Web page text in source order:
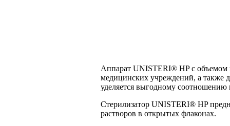
Аппарат UNISTERI® HP с объемом
медицинских учреждений, а также
уделяется выгодному соотношению
Стерилизатор UNISTERI® HP
растворов в открытых флаконах.